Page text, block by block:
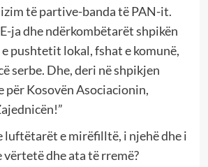
të partive-banda të PAN-it.
ja dhe ndërkombëtarët shpikën
pushtetit lokal, fshat e komunë,
serbe. Dhe, deri në shpikjen
për Kosovën Asociacionin,
luftëtarët e mirëfilltë, i njehë dhe i
dhe ata të rremë?